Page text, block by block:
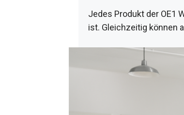
Jedes Produkt der OE1
ist. Gleichzeitig können